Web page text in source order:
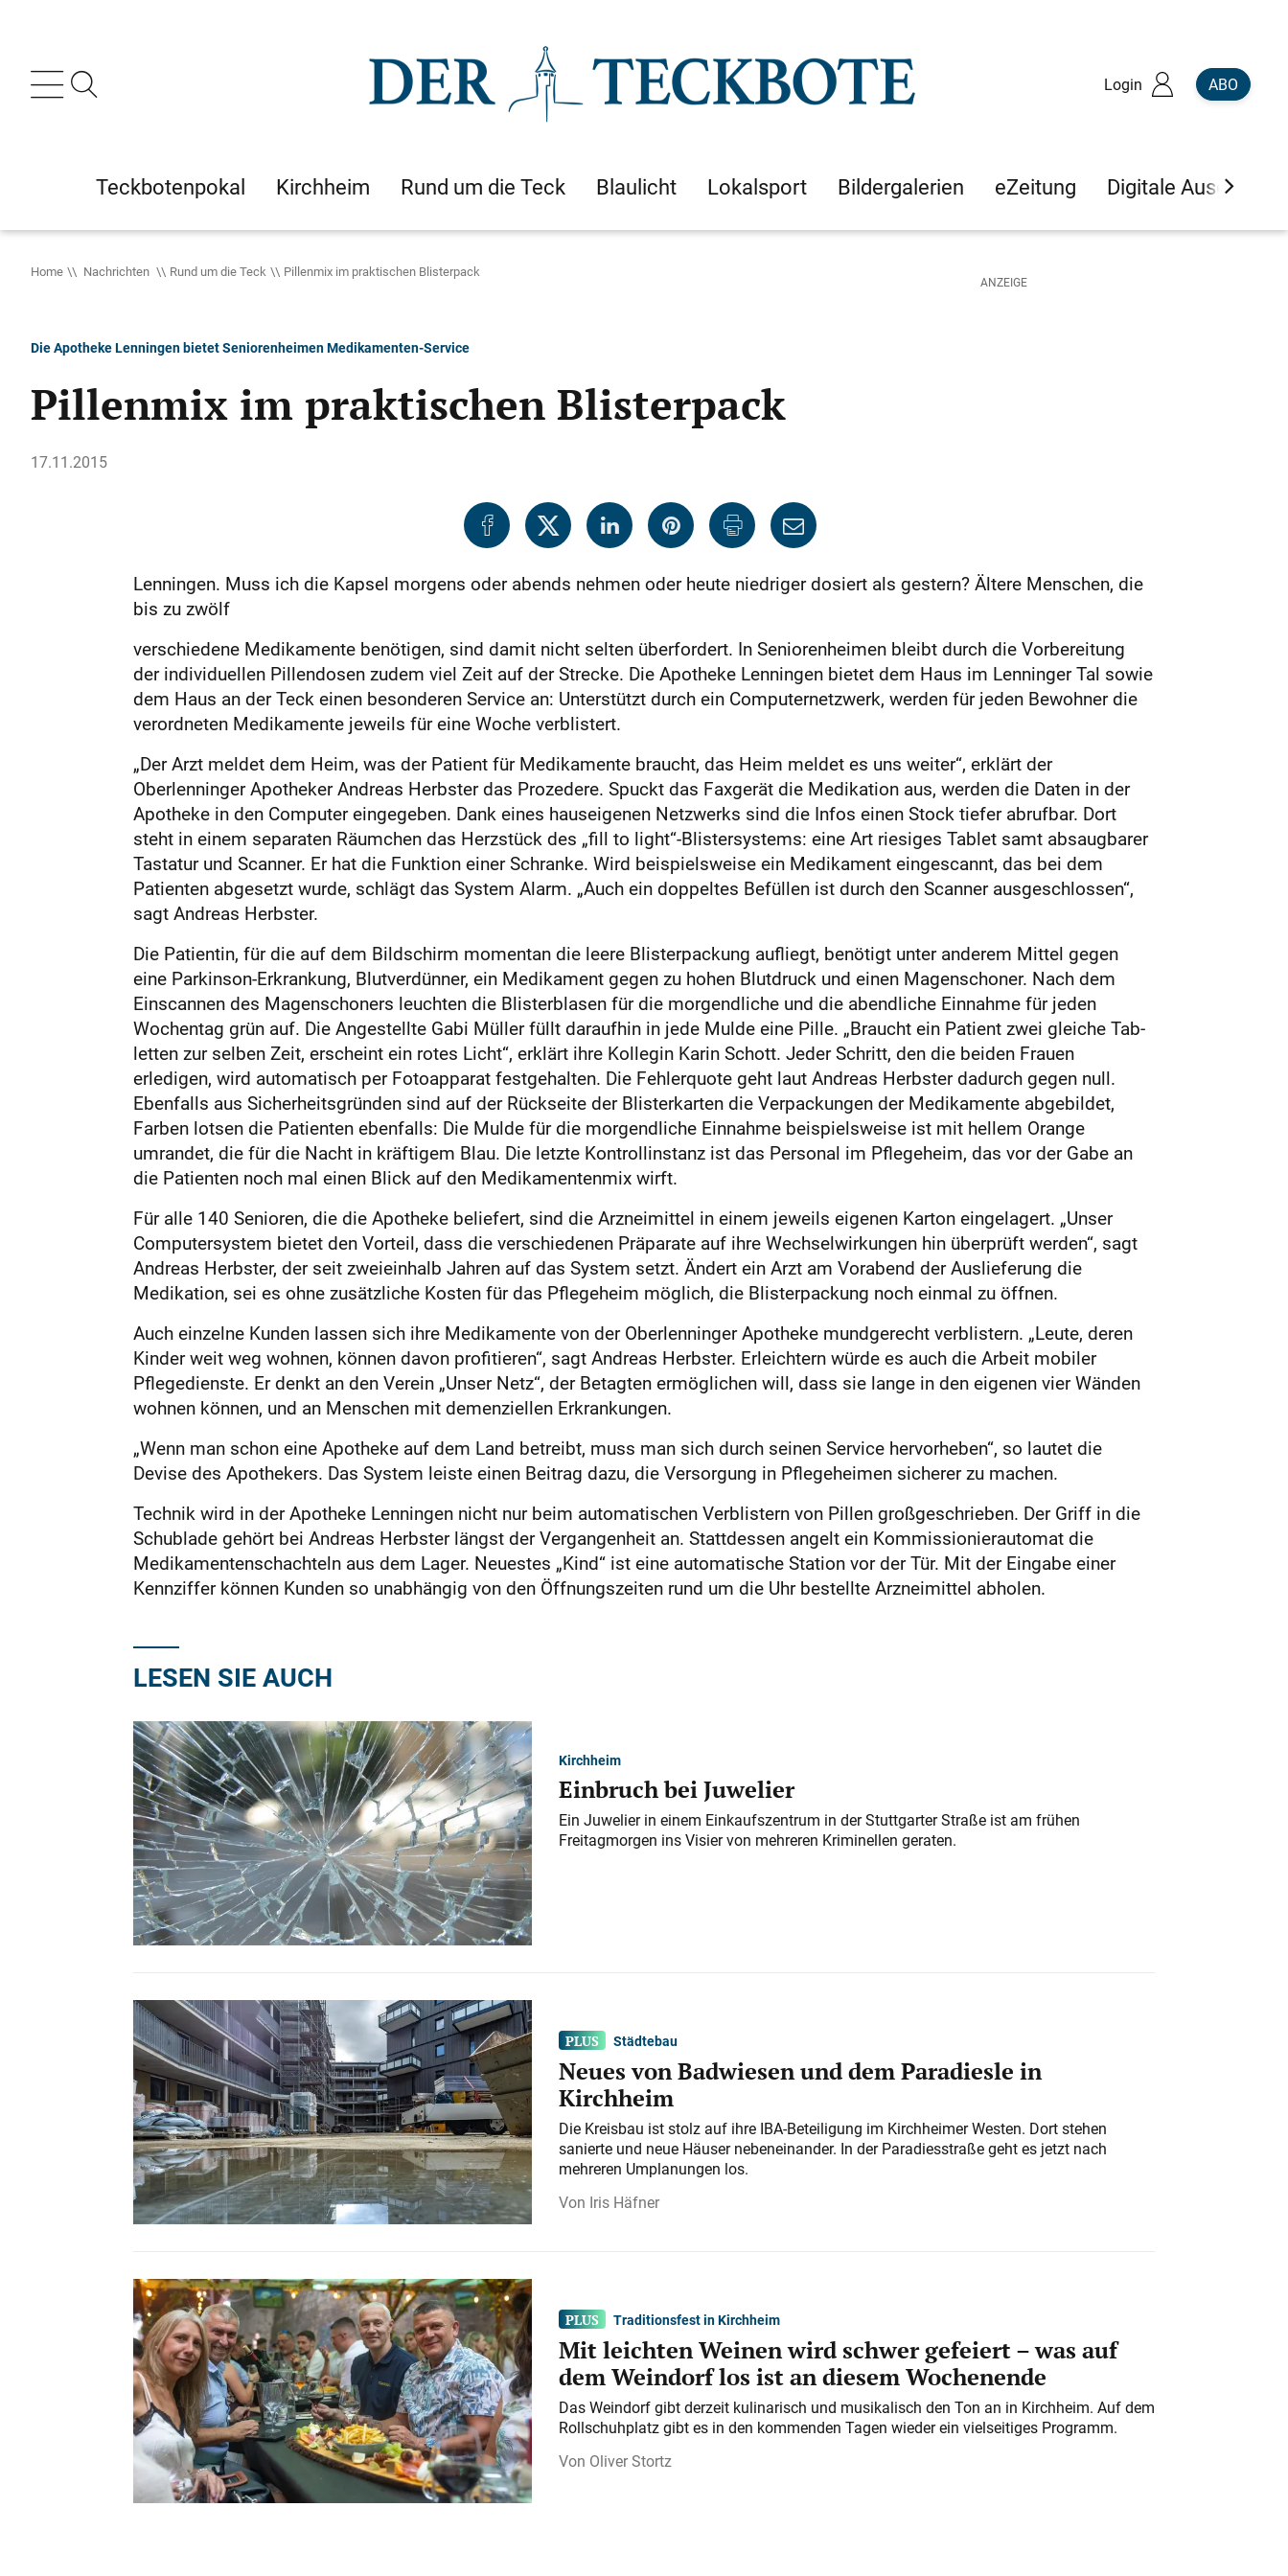
Login ABO
Teckbotenpokal Kirchheim Rund um die Teck Blaulicht Lokalsport Bildergalerien eZeitung Digitale Ausgaben
Home Nachrichten Rund um die Teck Pillenmix im praktischen Blisterpack
Die Apotheke Lenningen bietet Seniorenheimen Medikamenten-Service
Pillenmix im praktischen Blisterpack
17.11.2015
Lenningen. Muss ich die Kapsel morgens oder abends nehmen oder heute niedriger dosiert als gestern? Ältere Menschen, die
bis zu zwölf
verschiedene Medikamente benötigen, sind damit nicht selten überfordert. In Seniorenheimen bleibt durch die Vorbereitung
der individuellen Pillendosen zudem viel Zeit auf der Strecke. Die Apotheke Lenningen bietet dem Haus im Lenninger Tal sowie
dem Haus an der Teck einen besonderen Service an: Unterstützt durch ein Computernetzwerk, werden für jeden Bewohner die
verordneten Medikamente jeweils für eine Woche verblistert.
„Der Arzt meldet dem Heim, was der Patient für Medikamente braucht, das Heim meldet es uns weiter“, erklärt der
Oberlenninger Apotheker Andreas Herbster das Prozedere. Spuckt das Faxgerät die Medikation aus, werden die Daten in der
Apotheke in den Computer eingegeben. Dank eines hauseigenen Netzwerks sind die Infos einen Stock tiefer abrufbar. Dort
steht in einem separaten Räumchen das Herzstück des „fill to light“-Blistersystems: eine Art riesiges Tablet samt absaugbarer
Tastatur und Scanner. Er hat die Funktion einer Schranke. Wird beispielsweise ein Medikament eingescannt, das bei dem
Patienten abgesetzt wurde, schlägt das System Alarm. „Auch ein doppeltes Befüllen ist durch den Scanner ausgeschlossen“,
sagt Andreas Herbster.
Die Patientin, für die auf dem Bildschirm momentan die leere Blisterpackung aufliegt, benötigt unter anderem Mittel gegen
eine Parkinson-Erkrankung, Blutverdünner, ein Medikament gegen zu hohen Blutdruck und einen Magenschoner. Nach dem
Einscannen des Magenschoners leuchten die Blisterblasen für die morgendliche und die abendliche Einnahme für jeden
Wochentag grün auf. Die Angestellte Gabi Müller füllt daraufhin in jede Mulde eine Pille. „Braucht ein Patient zwei gleiche Tab­
letten zur selben Zeit, erscheint ein rotes Licht“, erklärt ihre Kollegin Karin Schott. Jeder Schritt, den die beiden Frauen
erledigen, wird automatisch per Fotoapparat festgehalten. Die Fehlerquote geht laut Andreas Herbster dadurch gegen null.
Ebenfalls aus Sicherheitsgründen sind auf der Rückseite der Blisterkarten die Verpackungen der Medikamente abgebildet,
Farben lotsen die Patienten ebenfalls: Die Mulde für die morgendliche Einnahme beispielsweise ist mit hellem Orange
umrandet, die für die Nacht in kräftigem Blau. Die letzte Kontrollinstanz ist das Personal im Pflegeheim, das vor der Gabe an
die Patienten noch mal einen Blick auf den Medikamentenmix wirft.
Für alle 140 Senioren, die die Apotheke beliefert, sind die Arzneimittel in einem jeweils eigenen Karton eingelagert. „Unser
Computersystem bietet den Vorteil, dass die verschiedenen Präparate auf ihre Wechselwirkungen hin überprüft werden“, sagt
Andreas Herbster, der seit zweieinhalb Jahren auf das System setzt. Ändert ein Arzt am Vorabend der Auslieferung die
Medikation, sei es ohne zusätzliche Kosten für das Pflegeheim möglich, die Blisterpackung noch einmal zu öffnen.
Auch einzelne Kunden lassen sich ihre Medikamente von der Oberlenninger Apotheke mundgerecht verblistern. „Leute, deren
Kinder weit weg wohnen, können davon profitieren“, sagt Andreas Herbster. Erleichtern würde es auch die Arbeit mobiler
Pflegedienste. Er denkt an den Verein „Unser Netz“, der Betagten ermöglichen will, dass sie lange in den eigenen vier Wänden
wohnen können, und an Menschen mit demenziellen Erkrankungen.
„Wenn man schon eine Apotheke auf dem Land betreibt, muss man sich durch seinen Service hervorheben“, so lautet die
Devise des Apothekers. Das System leiste einen Beitrag dazu, die Versorgung in Pflegeheimen sicherer zu machen.
Technik wird in der Apotheke Lenningen nicht nur beim automatischen Verblistern von Pillen großgeschrieben. Der Griff in die
Schublade gehört bei Andreas Herbster längst der Vergangenheit an. Stattdessen angelt ein Kommissionierautomat die
Medikamentenschachteln aus dem Lager. Neuestes „Kind“ ist eine automatische Station vor der Tür. Mit der Eingabe einer
Kennziffer können Kunden so unabhängig von den Öffnungszeiten rund um die Uhr bestellte Arzneimittel abholen.
LESEN SIE AUCH
Kirchheim
Einbruch bei Juwelier
Ein Juwelier in einem Einkaufszentrum in der Stuttgarter Straße ist am frühen
Freitagmorgen ins Visier von mehreren Kriminellen geraten.
Städtebau
Neues von Badwiesen und dem Paradiesle in
Kirchheim
Die Kreisbau ist stolz auf ihre IBA-Beteiligung im Kirchheimer Westen. Dort stehen
sanierte und neue Häuser nebeneinander. In der Paradiesstraße geht es jetzt nach
mehreren Umplanungen los.
Iris Häfner
Traditionsfest in Kirchheim
Mit leichten Weinen wird schwer gefeiert – was auf
dem Weindorf los ist an diesem Wochenende
Das Weindorf gibt derzeit kulinarisch und musikalisch den Ton an in Kirchheim. Auf dem
Rollschuhplatz gibt es in den kommenden Tagen wieder ein vielseitiges Programm.
Oliver Stortz